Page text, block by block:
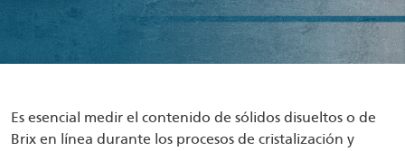
Es esencial medir el contenido de sólidos disueltos o de
Brix en línea durante los procesos de cristalización y